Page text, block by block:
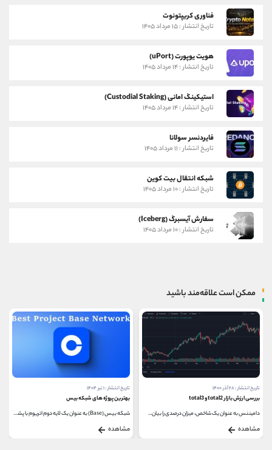
فناوری کریپتونوت
تاریخ انتشار : ۱۵ مرداد ۱۴۰۵
هویت یوپورت (uPort)
تاریخ انتشار : ۱۴ مرداد ۱۴۰۵
استیکینگ امانی (Custodial Staking)
تاریخ انتشار : ۱۴ مرداد ۱۴۰۵
فایردنسر سولانا
تاریخ انتشار : ۱۱ مرداد ۱۴۰۵
شبکه انتقال بیت کوین
تاریخ انتشار : ۱۰ مرداد ۱۴۰۵
سفارش آیسبرگ (Iceberg)
تاریخ انتشار : ۱۰ مرداد ۱۴۰۵
ممکن است علاقه‌مند باشید
تاریخ انتشار : ۲۸ آذر ۱۴۰۰
بررسی ارزش بازار total2 و total3
دامیننس به عنوان یک شاخص، میزان درصدی را بیان...
مشاهده
تاریخ انتشار : ۱ تیر ۱۴۰۴
بهترین پروژه های شبکه بیس
شبکه بیس (Base) به عنوان یک لایه دوم اتریوم با پشتیبانی...
مشاهده